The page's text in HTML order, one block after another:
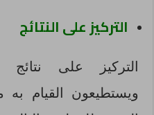
التركيز على النتائج
التركيز على نتائج
ويستطيعون القيام